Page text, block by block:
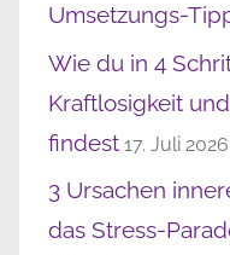
Umsetzungs-
Wie du in 4
Kraftlosigkeit
findest 17. Juli 2026
3 Ursachen
das Stress-